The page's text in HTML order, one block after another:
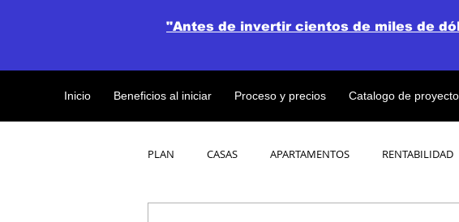
Inicio Beneficios al iniciar Proceso y precios Catalogo de
"Antes de invertir cientos de miles de
PLAN CASAS APARTAMENTOS RENTABILIDAD